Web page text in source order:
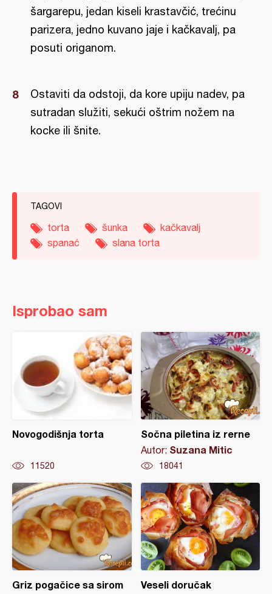
šargarepu, jedan kiseli krastavčić, trećinu
parizera, jedno kuvano jaje i kačkavalj, pa
posuti origanom.
Ostaviti da odstoji, da kore upiju nadev, pa
sutradan služiti, sekući oštrim nožem na
kocke ili šnite.
TAGOVI
torta šunka
kačkavalj
spanać
slana torta
Isprobao sam
Novogodišnja torta
11520
Sočna piletina iz rerne
Autor: Suzana Mitic
18041
Griz pogačice sa sirom Veseli doručak